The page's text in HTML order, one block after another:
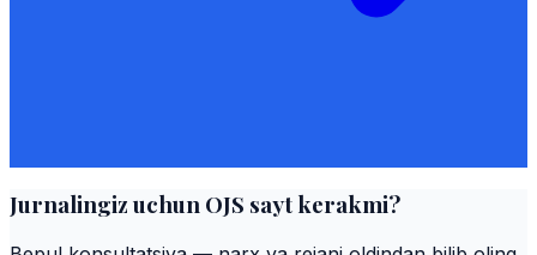
Jurnalingiz uchun OJS sayt kerakmi?